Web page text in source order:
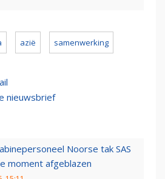
azië samenwerking
nieuwsbrief
Noorse tak SAS
moment afgeblazen